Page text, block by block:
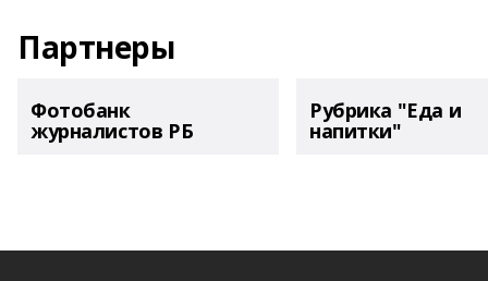
Партнеры
Фотобанк
журналистов РБ
Рубрика "Еда и
напитки"